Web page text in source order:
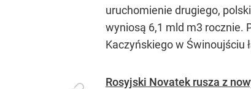
uruchomienie drugiego,
wyniosą 6,1 mld m3 rocznie.
Kaczyńskiego w Świnoujściu
Rosyjski Novatek rusza z